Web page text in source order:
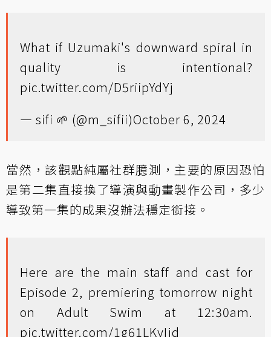
What if Uzumaki's downward spiral in
quality is intentional?
pic.twitter.com/D5riipYdYj
— sifi 🌱 (@m_sifii)October 6, 2024
當然，該觀點純屬社群臆測，主要的原因恐怕
是第二集直接換了導演與動畫製作公司，多少
導致第一集的成果沒辦法穩定銜接。
Here are the main staff and cast for
Episode 2, premiering tomorrow night
on Adult Swim at 12:30am.
pic.twitter.com/1g61LKyIjd